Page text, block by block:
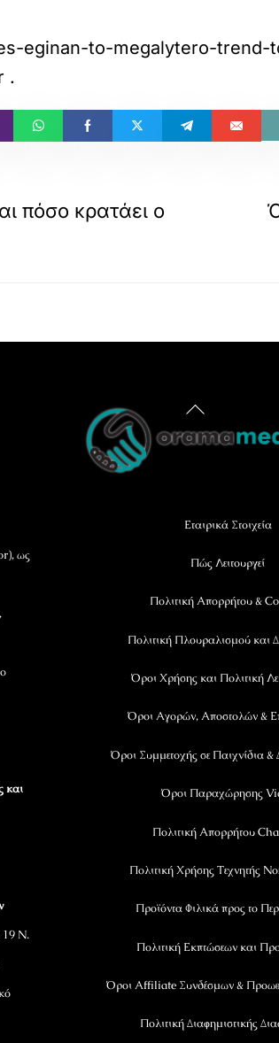
eginan-to-megalytero-
.
πόσο κρατάει ο
Back
To
ως
και
19 Ν.
Εταιρικά Στοιχεία
Πώς Λειτουργεί
Πολιτική Απορρήτου &
Πολιτική Πλουραλισμού και
Όροι Χρήσης και Πολιτική
Όροι Αγορών, Αποστολών &
Όροι Συμμετοχής σε Παιχνίδια &
Όροι Παραχώρησης
Πολιτική Απορρήτου
Πολιτική Χρήσης Τεχνητής
Προϊόντα Φιλικά προς το
Πολιτική Εκπτώσεων και
Όροι Affiliate Συνδέσμων &
Πολιτική Διαφημιστικής